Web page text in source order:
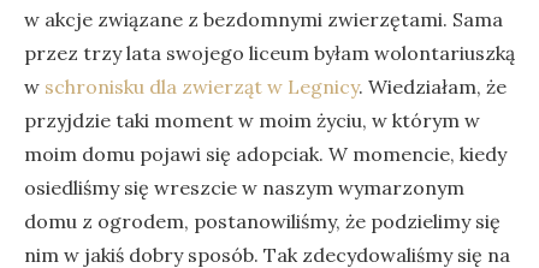
w akcje związane z bezdomnymi zwierzętami. Sama
przez trzy lata swojego liceum byłam wolontariuszką
w schronisku dla zwierząt w Legnicy. Wiedziałam, że
przyjdzie taki moment w moim życiu, w którym w
moim domu pojawi się adopciak. W momencie, kiedy
osiedliśmy się wreszcie w naszym wymarzonym
domu z ogrodem, postanowiliśmy, że podzielimy się
nim w jakiś dobry sposób. Tak zdecydowaliśmy się na